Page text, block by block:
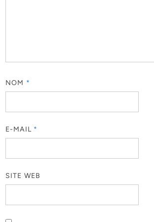
NOM *
E-MAIL *
SITE WEB